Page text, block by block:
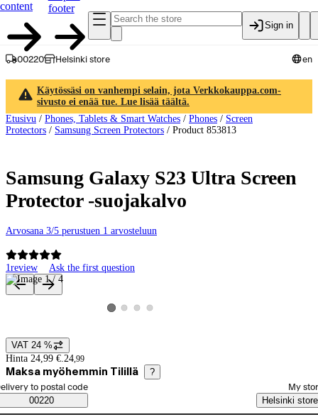
content
footer
Sign in
00220 Helsinki store en
Käytössäsi on vanhempi selain, jota Verkkokauppa.com-
sivusto ei enää tue. Lue lisää täältä.
Etusivu / Phones, Tablets & Smart Watches / Phones / Screen
Protectors / Samsung Screen Protectors / Product 853813
Samsung Galaxy S23 Ultra Screen
Protector -suojakalvo
Arvosana 3/5 perustuen 1 arvosteluun
1review Ask the first question
Product images and videos
View product image 1
View product image 2
View product image 3
View product image 4
Price details
VAT 24 %
Hinta 24,99 €. 24,99
Maksa myöhemmin Tilillä ?
Saatavuustiedot
order method
to postal code
00220
My
Helsinki store